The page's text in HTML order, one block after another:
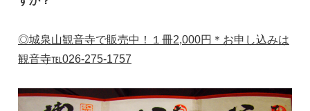
◎城泉山観音寺で販売中！１冊2,000円＊お申し込みは
観音寺℡026-275-1757